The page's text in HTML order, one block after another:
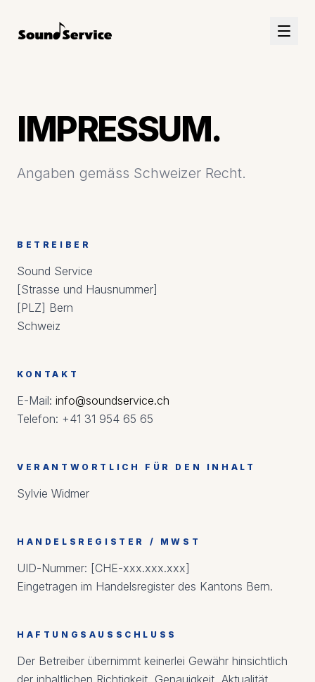
IMPRESSUM.
Angaben gemäss Schweizer Recht.
BETREIBER
Sound Service
[Strasse und Hausnummer]
[PLZ] Bern
Schweiz
KONTAKT
E-Mail: info@soundservice.ch
Telefon: +41 31 954 65 65
VERANTWORTLICH FÜR DEN INHALT
Sylvie Widmer
HANDELSREGISTER / MWST
UID-Nummer: [CHE-xxx.xxx.xxx]
Eingetragen im Handelsregister des Kantons Bern.
HAFTUNGSAUSSCHLUSS
Der Betreiber übernimmt keinerlei Gewähr hinsichtlich
der inhaltlichen Richtigkeit, Genauigkeit, Aktualität,